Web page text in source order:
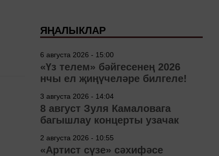
ЯҢАЛЫКЛАР
6 августа 2026 - 15:00
«Үз телем» бәйгесенең 2026
нчы ел җиңүчеләре билгеле!
3 августа 2026 - 14:04
8 август Зуля Камаловага
багышлау концерты узачак
2 августа 2026 - 10:55
«Артист сүзе» сәхифәсе